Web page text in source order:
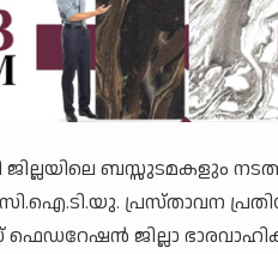
ബസ്സുടമകളും
പ്രസ്താവന
ഫെഡറേഷന്‍ ജില്ലാ